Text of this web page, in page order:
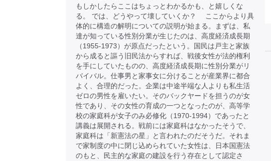
もしかしたらここはちょっとわかるかも、と嬉しくな
る。 では、どうやって壊していくか？ ここからより具
体的に構造の解明についての説明が始まる。まずは、私
達が知っている性別分業が生じたのは、高度経済成長期
（1955-1973）が原点だったという。国民は戸主と家族
から成ると謳う旧民法からすれば、戦後女性が法的権利
を手にしていたものの、高度経済成長期に性別分業がリ
バイバル。仕事男と家事女に分けることが産業界に都合
よく、合理的だった。企業は中途半端な人よりも私生活
ゼロの男性を雇いたい。そのバックヤードを担うのが女
性であり、その女性の育成の一つとなったのが、高等学
校の家庭科が女子のみ必修化（1970-1994）であったと
講義は展開される。戦前には家庭科はなかったそうで、
家庭科は「新憲法の星」と言われたのだそうだ。それま
で家制度の中に閉じ込められていた女性は、日本国憲法
のもと、民主的な家庭の建設を行う存在として認定さ